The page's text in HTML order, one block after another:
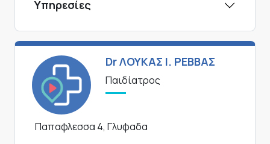
Υπηρεσίες
Dr ΛΟΥΚΑΣ Ι. ΡΕΒΒΑΣ
Παιδίατρος
Παπαφλεσσα 4, Γλυφαδα